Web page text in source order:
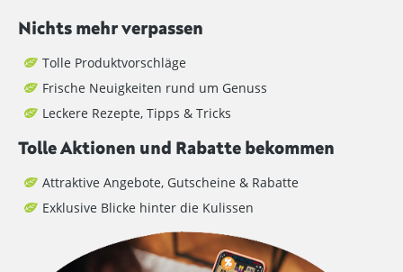
Nichts mehr verpassen
Tolle Produktvorschläge
Frische Neuigkeiten rund um Genuss
Leckere Rezepte, Tipps & Tricks
Tolle Aktionen und Rabatte bekommen
Attraktive Angebote, Gutscheine & Rabatte
Exklusive Blicke hinter die Kulissen